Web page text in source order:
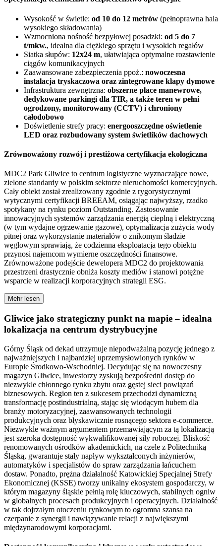
Wysokość w świetle: od 10 do 12 metrów (pełnoprawna hala
wysokiego składowania)
Wzmocniona nośność bezpyłowej posadzki: od 5 do 7
t/mkw., idealna dla ciężkiego sprzętu i wysokich regałów
Siatka słupów: 12x24 m, ułatwiająca optymalne rozstawienie
ciągów komunikacyjnych
Zaawansowane zabezpieczenia ppoż.: nowoczesna
instalacja tryskaczowa oraz zintegrowane klapy dymowe
Infrastruktura zewnętrzna: obszerne place manewrowe,
dedykowane parkingi dla TIR, a także teren w pełni
ogrodzony, monitorowany (CCTV) i chroniony
całodobowo
Doświetlenie strefy pracy: energooszczędne oświetlenie
LED oraz rozbudowany system świetlików dachowych
Zrównoważony rozwój i prestiżowa certyfikacja ekologiczna
MDC2 Park Gliwice to centrum logistyczne wyznaczające nowe,
zielone standardy w polskim sektorze nieruchomości komercyjnych.
Cały obiekt został zrealizowany zgodnie z rygorystycznymi
wytycznymi certyfikacji BREEAM, osiągając najwyższy, rzadko
spotykany na rynku poziom Outstanding. Zastosowanie
innowacyjnych systemów zarządzania energią cieplną i elektryczną
(w tym wydajne ogrzewanie gazowe), optymalizacja zużycia wody
pitnej oraz wykorzystanie materiałów o znikomym śladzie
węglowym sprawiają, że codzienna eksploatacja tego obiektu
przynosi najemcom wymierne oszczędności finansowe.
Zrównoważone podejście dewelopera MDC2 do projektowania
przestrzeni drastycznie obniża koszty mediów i stanowi potężne
wsparcie w realizacji korporacyjnych strategii ESG.
Mehr lesen
Gliwice jako strategiczny punkt na mapie – idealna
lokalizacja na centrum dystrybucyjne
Górny Śląsk od dekad utrzymuje niepodważalną pozycję jednego z
najważniejszych i najbardziej uprzemysłowionych rynków w
Europie Środkowo-Wschodniej. Decydując się na nowoczesny
magazyn Gliwice, inwestorzy zyskują bezpośredni dostęp do
niezwykle chłonnego rynku zbytu oraz gęstej sieci powiązań
biznesowych. Region ten z sukcesem przechodzi dynamiczną
transformację postindustrialną, stając się wiodącym hubem dla
branży motoryzacyjnej, zaawansowanych technologii
produkcyjnych oraz błyskawicznie rosnącego sektora e-commerce.
Niezwykle ważnym argumentem przemawiającym za tą lokalizacją
jest szeroka dostępność wykwalifikowanej siły roboczej. Bliskość
renomowanych ośrodków akademickich, na czele z Politechniką
Śląską, gwarantuje stały napływ wykształconych inżynierów,
automatyków i specjalistów do spraw zarządzania łańcuchem
dostaw. Ponadto, prężna działalność Katowickiej Specjalnej Strefy
Ekonomicznej (KSSE) tworzy unikalny ekosystem gospodarczy, w
którym magazyny śląskie pełnią rolę kluczowych, stabilnych ogniw
w globalnych procesach produkcyjnych i operacyjnych. Działalność
w tak dojrzałym otoczeniu rynkowym to ogromna szansa na
czerpanie z synergii i nawiązywanie relacji z największymi
międzynarodowymi korporacjami.